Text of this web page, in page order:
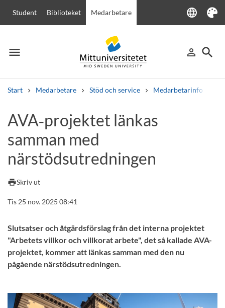
Student Biblioteket Medarbetare language
Language
Tema
menu
Meny person_outline
Logga in
search
Sök
Start Medarbetare Stöd och service Medarbetarinfo
Andra söktjänster
Kurser och programKursplaner
Lediga jobb
AVA‑projektet länkas
samman med
närstödsutredningen
printSkriv ut
Tis 25 nov. 2025 08:41
Slutsatser och åtgärdsförslag från det interna projektet
"Arbetets villkor och villkorat arbete", det så kallade AVA-
projektet, kommer att länkas samman med den nu
pågående närstödsutredningen.